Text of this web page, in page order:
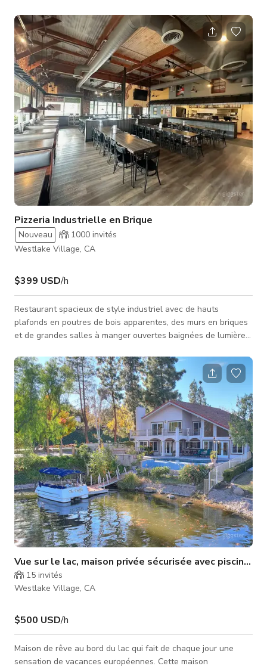
collection tournante d'art, pouvant inclure des sculptures et
du mobilier. Veuillez noter que la nature en constante
évolution de notre galerie signifie que les œuvres spécifiques
exposées peuvent varier d'un jour à l'autre, ajoutant un
élément
Pizzeria Industrielle en Brique
Nouveau 1000 invités
Westlake Village, CA
$399 USD/h
Restaurant spacieux de style industriel avec de hauts
plafonds en poutres de bois apparentes, des murs en briques
et de grandes salles à manger ouvertes baignées de lumière
entièrement équipée, de longues tables communes, des
banquettes et un comptoir de service moderne. Des conduits
industriels, des luminaires métalliques et des matériaux
rustiques créent une ambiance authentique d'entrepôt urbain
qui convient parfaitement aux scèn
Vue sur le lac, maison privée sécurisée avec piscine,
15 invités
Westlake Village, CA
$500 USD/h
Maison de rêve au bord du lac qui fait de chaque jour une
sensation de vacances européennes. Cette maison